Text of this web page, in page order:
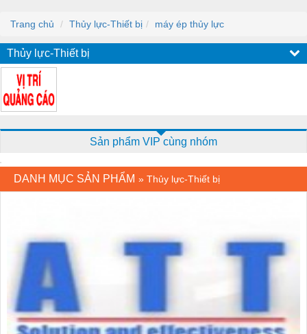
Trang chủ Thủy lực-Thiết bị máy ép thủy lực
Thủy lực-Thiết bị
Sản phẩm VIP cùng nhóm
DANH MỤC SẢN PHẨM » Thủy lực-Thiết bị